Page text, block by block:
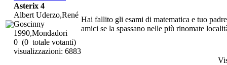
Hai fallito gli esami di matematica e tuo
amici se la spassano nelle più rinomate
Asterix 4
Albert Uderzo,René
Goscinny
1990,Mondadori
0 (0 totale votanti)
visualizzazioni: 6883